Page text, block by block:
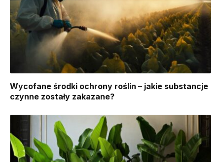
Wycofane środki ochrony roślin – jakie substancje
czynne zostały zakazane?